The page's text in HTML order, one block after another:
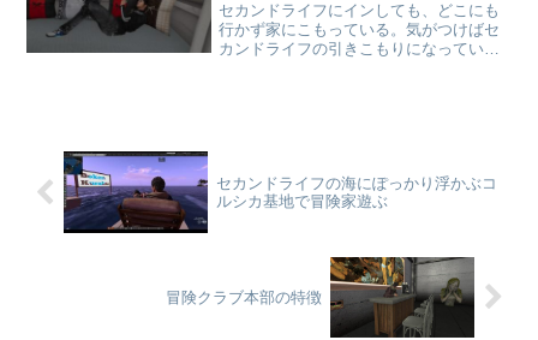
セカンドライフにインしても、どこにも
行かず家にこもっている。気がつけばセ
カンドライフの引きこもりになってい
セカンドライフの海にぽっかり浮かぶコ
ルシカ基地で冒険家遊ぶ
冒険クラブ本部の特徴